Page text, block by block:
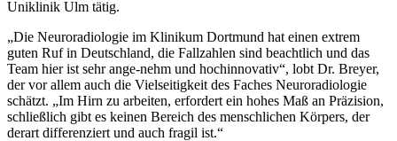
Uniklinik Ulm tätig.
„Die Neuroradiologie im Klinikum Dortmund hat einen extrem
guten Ruf in Deutschland, die Fallzahlen sind beachtlich und das
Team hier ist sehr ange-nehm und hochinnovativ“, lobt Dr. Breyer,
der vor allem auch die Vielseitigkeit des Faches Neuroradiologie
schätzt. „Im Hirn zu arbeiten, erfordert ein hohes Maß an Präzision,
schließlich gibt es keinen Bereich des menschlichen Körpers, der
derart differenziert und auch fragil ist.“